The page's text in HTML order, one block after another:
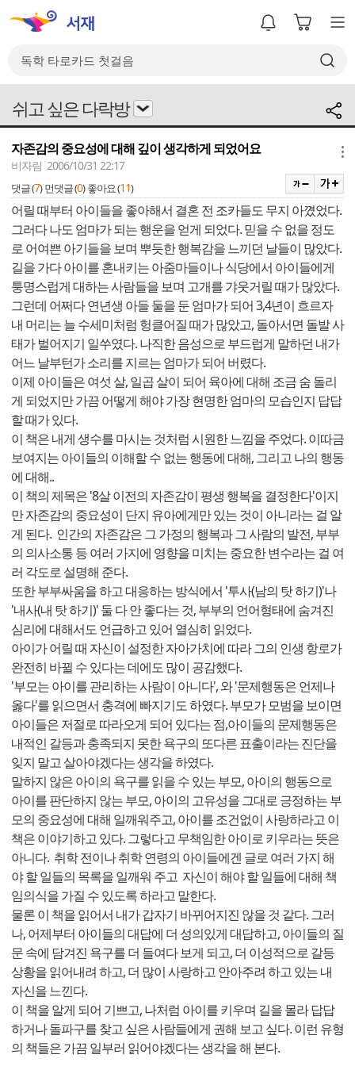
쉬고 싶은 다락방
자존감의 중요성에 대해 깊이 생각하게 되었어요
비자림 2006/10/31 22:17
댓글 (7) 먼댓글 (0) 좋아요 (11)
어릴 때부터 아이들을 좋아해서 결혼 전 조카들도 무지 아꼈었다.
그러다 나도 엄마가 되는 행운을 얻게 되었다. 믿을 수 없을 정도
로 어여쁜 아기들을 보며 뿌듯한 행복감을 느끼던 날들이 많았다.
길을 가다 아이를 혼내키는 아줌마들이나 식당에서 아이들에게
퉁명스럽게 대하는 사람들을 보며 고개를 갸웃거릴 때가 많았다.
그런데 어쩌다 연년생 아들 둘을 둔 엄마가 되어 3,4년이 흐르자
내 머리는 늘 수세미처럼 헝클어질 때가 많았고, 돌아서면 돌발 사
태가 벌어지기 일쑤였다. 나직한 음성으로 부드럽게 말하던 내가
어느 날부턴가 소리를 지르는 엄마가 되어 버렸다.
이제 아이들은 여섯 살, 일곱 살이 되어 육아에 대해 조금 숨 돌리
게 되었지만 가끔 어떻게 해야 가장 현명한 엄마의 모습인지 답답
할 때가 있다.
이 책은 내게 생수를 마시는 것처럼 시원한 느낌을 주었다. 이따금
보여지는 아이들의 이해할 수 없는 행동에 대해, 그리고 나의 행동
에 대해..
이 책의 제목은 '8살 이전의 자존감이 평생 행복을 결정한다'이지
만 자존감의 중요성이 단지 유아에게만 있는 것이 아니라는 걸 알
게 된다. 인간의 자존감은 그 가정의 행복과 그 사람의 발전, 부부
의 의사소통 등 여러 가지에 영향을 미치는 중요한 변수라는 걸 여
러 각도로 설명해 준다.
또한 부부싸움을 하고 대응하는 방식에서 '투사(남의 탓 하기)'나
'내사(내 탓 하기)' 둘 다 안 좋다는 것, 부부의 언어형태에 숨겨진
심리에 대해서도 언급하고 있어 열심히 읽었다.
아이가 어릴 때 자신이 설정한 자아가치에 따라 그의 인생 항로가
완전히 바뀔 수 있다는 데에도 많이 공감했다.
'부모는 아이를 관리하는 사람이 아니다', 와 '문제행동은 언제나
옳다'를 읽으면서 충격에 빠지기도 하였다. 부모가 모범을 보이면
아이들은 저절로 따라오게 되어 있다는 점,아이들의 문제행동은
내적인 갈등과 충족되지 못한 욕구의 또다른 표출이라는 진단을
잊지 말고 살아야겠다는 생각을 하였다.
말하지 않은 아이의 욕구를 읽을 수 있는 부모, 아이의 행동으로
아이를 판단하지 않는 부모, 아이의 고유성을 그대로 긍정하는 부
모의 중요성에 대해 일깨워주고, 아이를 조건없이 사랑하라고 이
책은 이야기하고 있다. 그렇다고 무책임한 아이로 키우라는 뜻은
아니다. 취학 전이나 취학 연령의 아이들에겐 글로 여러 가지 해
야 할 일들의 목록을 일깨워 주고 자신이 해야 할 일들에 대해 책
임의식을 가질 수 있도록 하라고 말한다.
물론 이 책을 읽어서 내가 갑자기 바뀌어지진 않을 것 같다. 그러
나, 어제부터 아이들의 대답에 더 성의있게 대답하고, 아이들의 질
문 속에 담겨진 욕구를 더 들여다 보게 되고, 더 이성적으로 갈등
상황을 읽어내려 하고, 더 많이 사랑하고 안아주려 하고 있는 내
자신을 느낀다.
이 책을 알게 되어 기쁘고, 나처럼 아이를 키우며 길을 몰라 답답
하거나 돌파구를 찾고 싶은 사람들에게 권해 보고 싶다. 이런 유형
의 책들은 가끔 일부러 읽어야겠다는 생각을 해 본다.